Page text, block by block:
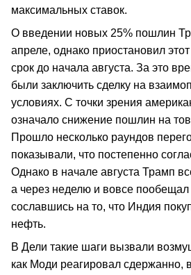
максимальных ставок.
О введении новых 25% пошлин
апреле, однако приостановил
срок до начала августа. За это
были заключить сделку на
условиях. С точки зрения
означало снижение пошлин на
Прошло несколько раундов
показывали, что постепенно
Однако в начале августа Трамп
а через неделю и вовсе пообещал
сославшись на то, что Индия
нефть.
В Дели такие шаги вызвали
как Моди реагировал сдержанно,